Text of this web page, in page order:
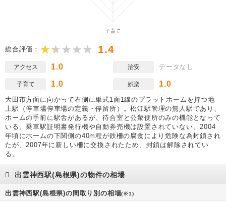
総合評価： 1.4
アクセス 1.0 治安 データなし
子育て 1.0 娯楽 1.0
大田市方面に向かって右側に単式1面1線のプラットホームを持つ地
上駅（停車場停車場の定義・停留所）。松江駅管理の無人駅であり、
ホームの手前に駅舎があるが、待合室と公衆便所のみの機能となって
いる。乗車駅証明書発行機や自動券売機は設置されていない。2004
年頃にホームの下関側の40m程が鉄柵の腐食により危険な為封鎖され
たが、2007年に新しい柵に交換されたため、封鎖は解除されてい
る。
出雲神西駅(島根県)の物件の相場
出雲神西駅(島根県)の間取り別の相場(※1)